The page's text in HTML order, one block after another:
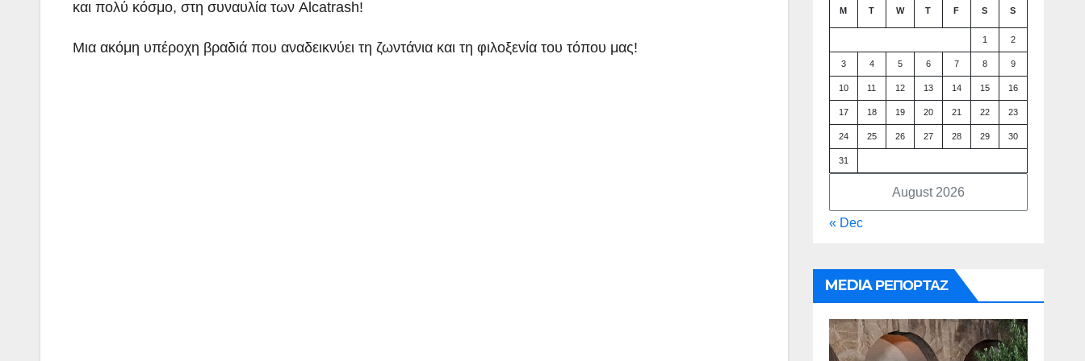
και πολύ κόσμο, στη συναυλία των Alcatrash!
Μια ακόμη υπέροχη βραδιά που αναδεικνύει τη ζωντάνια και τη φιλοξενία του τόπου μας!
August 2026
M T W T F S S
1 2
3 4 5 6 7 8 9
10 11 12 13 14 15 16
17 18 19 20 21 22 23
24 25 26 27 28 29 30
31
« Dec
MEDIA ΡΕΠΟΡΤΑΖ